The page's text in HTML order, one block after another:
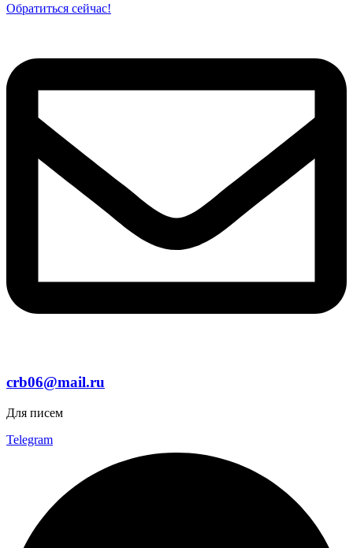
Обратиться сейчас!
crb06@mail.ru
Для писем
Telegram